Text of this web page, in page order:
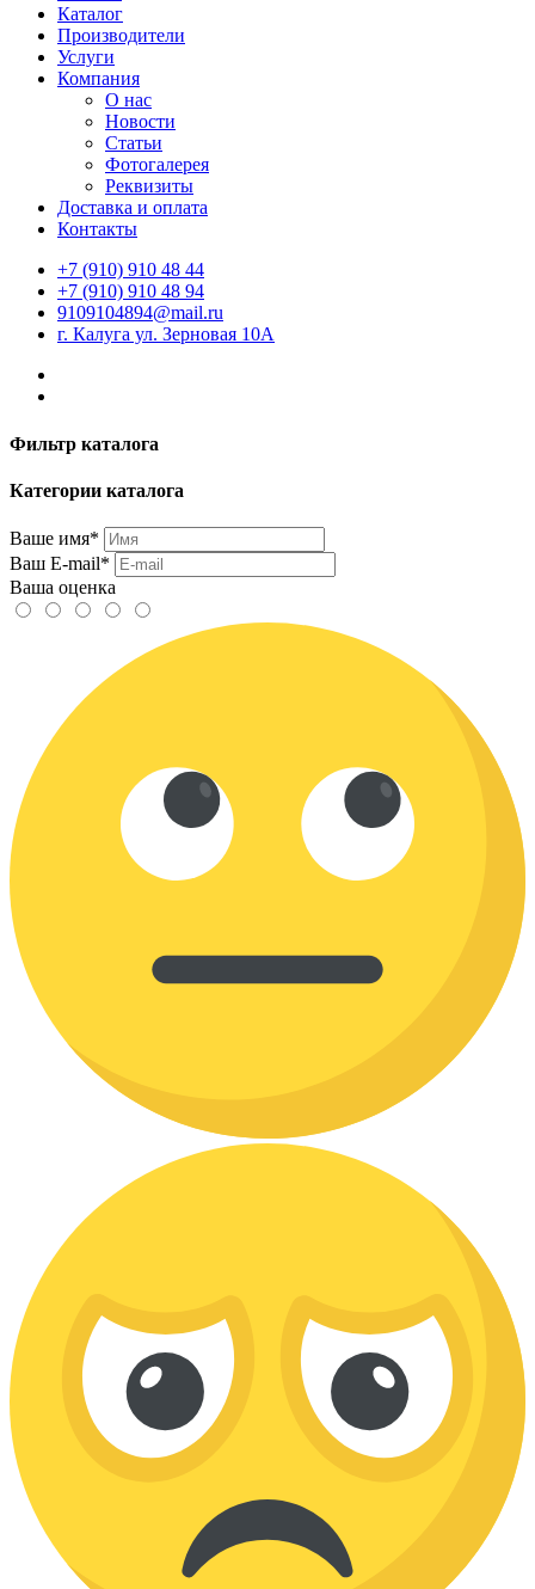
Каталог
Производители
Услуги
Компания
О нас
Новости
Статьи
Фотогалерея
Реквизиты
Доставка и оплата
Контакты
+7 (910) 910 48 44
+7 (910) 910 48 94
9109104894@mail.ru
г. Калуга ул. Зерновая 10А
Фильтр каталога
Категории каталога
Ваше имя*
Ваш E-mail*
Ваша оценка